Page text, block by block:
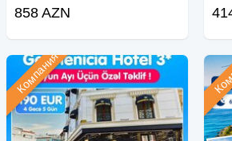
858 AZN
Компания